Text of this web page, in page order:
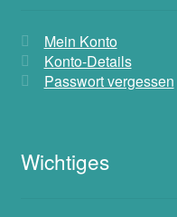
Mein Konto
Konto-Details
Passwort vergessen
Wichtiges